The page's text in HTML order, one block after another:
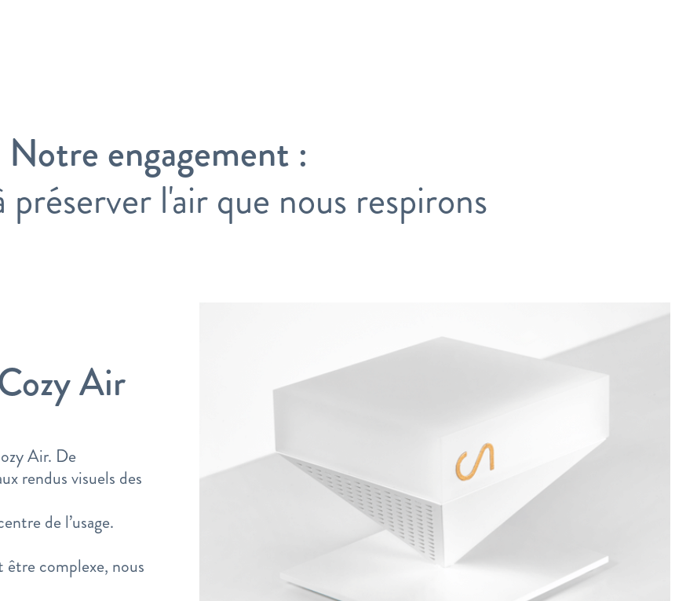
Notre engagement :
l'air que nous respirons
Air
Air. De
rendus visuels des
de l’usage.
être complexe, nous